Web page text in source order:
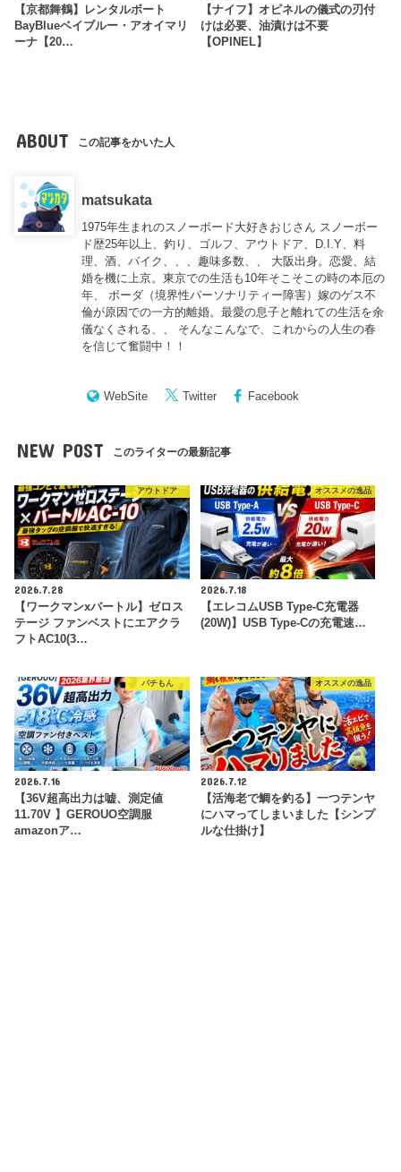
【京都舞鶴】レンタルボート
BayBlueベイブルー・アオイマリ
ーナ【20…
【ナイフ】オピネルの儀式の刃付
けは必要、油漬けは不要
【OPINEL】
ABOUT この記事をかいた人
matsukata
1975年生まれのスノーボード大好きおじさん スノーボー
ド歴25年以上、釣り、ゴルフ、アウトドア、D.I.Y、料
理、酒、バイク、、、趣味多数、、 大阪出身。恋愛、結
婚を機に上京。東京での生活も10年そこそこの時の本厄の
年、 ボーダ（境界性パーソナリティー障害）嫁のゲス不
倫が原因での一方的離婚。最愛の息子と離れての生活を余
儀なくされる、、 そんなこんなで、これからの人生の春
を信じて奮闘中！！
WebSite Twitter Facebook
NEW POST このライターの最新記事
アウトドア
2026.7.28
【ワークマンxバートル】ゼロス
テージ ファンベストにエアクラ
フトAC10(3…
オススメの逸品
2026.7.18
【エレコムUSB Type-C充電器
(20W)】USB Type-Cの充電速…
パチもん
2026.7.16
【36V超高出力は嘘、測定値
11.70V 】GEROUO空調服
amazonア…
オススメの逸品
2026.7.12
【活海老で鯛を釣る】一つテンヤ
にハマってしまいました【シンプ
ルな仕掛け】